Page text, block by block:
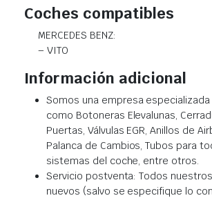
Coches compatibles
MERCEDES BENZ:
– VITO
Información adicional
Somos una empresa
como Botoneras Elevalunas,
Puertas, Válvulas EGR, Anillos de
Palanca de Cambios, Tubos para
sistemas del coche, entre otros.
Servicio postventa: Todos
nuevos (salvo se especifique lo